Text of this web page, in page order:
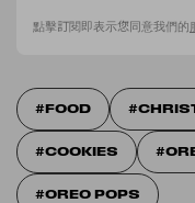
點擊訂閱即表示您同意我們的
FOOD
COOKIES
OREO POPS